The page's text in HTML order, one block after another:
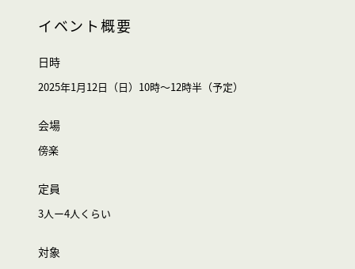
イベント概要
日時
2025年1月12日（日）10時～12時半（予定）
会場
傍楽
定員
3人ー4人くらい
対象